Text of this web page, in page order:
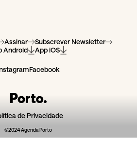
de Privacidade
©2024 Agenda Porto
Assinar
Subscrever Newsletter
Android
App iOS
Facebook